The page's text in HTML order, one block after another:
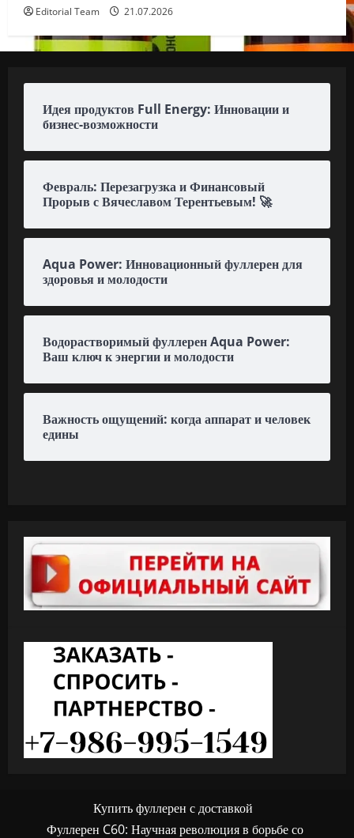
Editorial Team 21.07.2026
Идея продуктов Full Energy: Инновации и
бизнес-возможности
Февраль: Перезагрузка и Финансовый
Прорыв с Вячеславом Терентьевым! 🚀
Aqua Power: Инновационный фуллерен для
здоровья и молодости
Водорастворимый фуллерен Aqua Power:
Ваш ключ к энергии и молодости
Важность ощущений: когда аппарат и человек
едины
Купить фуллерен с доставкой
Фуллерен C60: Научная революция в борьбе со